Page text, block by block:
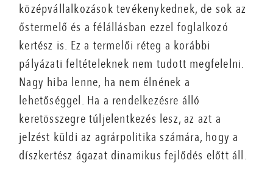
középvállalkozások tevékenykednek, de sok az
őstermelő és a félállásban ezzel foglalkozó
kertész is. Ez a termelői réteg a korábbi
pályázati feltételeknek nem tudott megfelelni.
Nagy hiba lenne, ha nem élnének a
lehetőséggel. Ha a rendelkezésre álló
keretösszegre túljelentkezés lesz, az azt a
jelzést küldi az agrárpolitika számára, hogy a
díszkertész ágazat dinamikus fejlődés előtt áll.